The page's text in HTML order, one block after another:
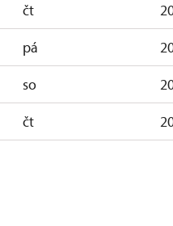
čt
pá
so
čt